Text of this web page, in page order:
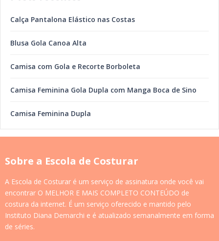
Calça Pantalona Elástico nas Costas
Blusa Gola Canoa Alta
Camisa com Gola e Recorte Borboleta
Camisa Feminina Gola Dupla com Manga Boca de Sino
Camisa Feminina Dupla
Sobre a Escola de Costurar
A Escola de Costurar é um serviço de assinatura onde você vai
encontrar O MELHOR E MAIS COMPLETO CONTEÚDO de
costura da internet. É um serviço oferecido e mantido pelo
Instituto Diana Demarchi e é atualizado semanalmente em forma
de séries.